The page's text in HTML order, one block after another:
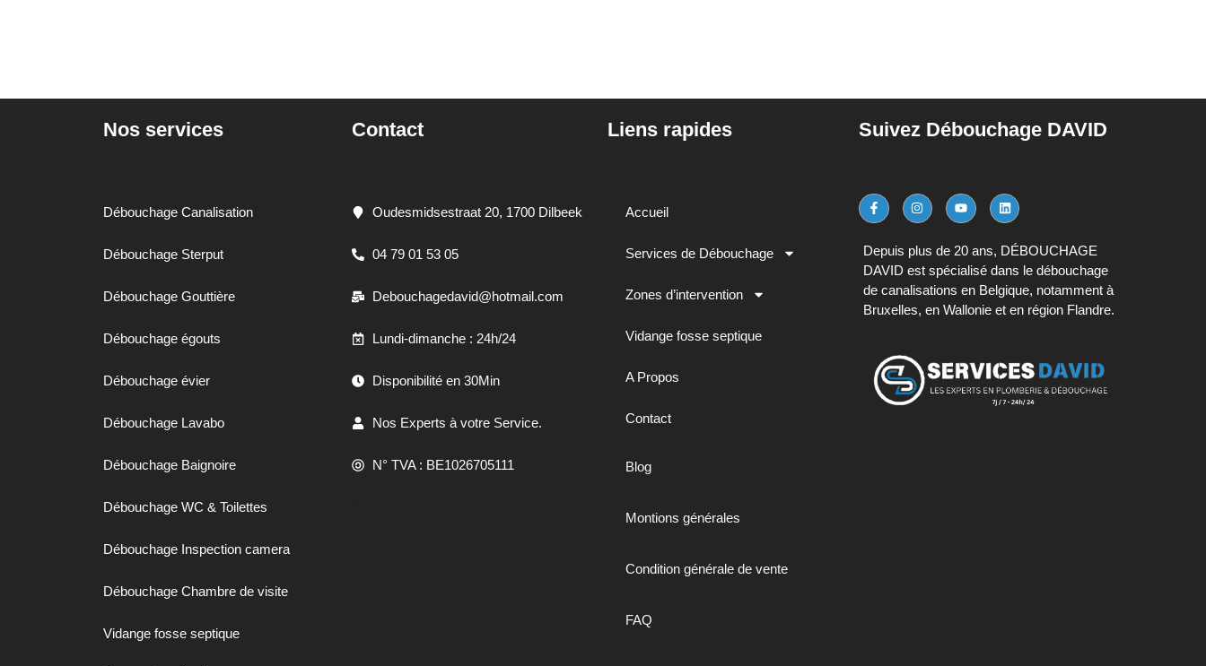
Nos services
Débouchage Canalisation
Débouchage Sterput
Débouchage Gouttière
Débouchage égouts
Débouchage évier
Débouchage Lavabo
Débouchage Baignoire
Débouchage WC & Toilettes
Débouchage Inspection camera
Débouchage Chambre de visite
Vidange fosse septique
Contact
Oudesmidsestraat 20, 1700 Dilbeek
04 79 01 53 05
Debouchagedavid@hotmail.com
Lundi-dimanche : 24h/24
Disponibilité en 30Min
Nos Experts à votre Service.
N° TVA : BE1026705111
Liens rapides
Accueil
Services de Débouchage
Zones d’intervention
Vidange fosse septique
A Propos
Contact
Blog
Montions générales
Condition générale de vente
FAQ
Suivez Débouchage DAVID
Depuis plus de 20 ans, DÉBOUCHAGE
DAVID est spécialisé dans le débouchage
de canalisations en Belgique, notamment à
Bruxelles, en Wallonie et en région Flandre.